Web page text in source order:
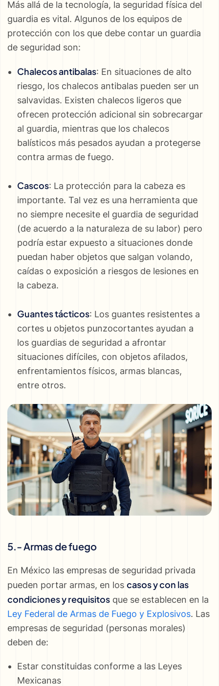
Más allá de la tecnología, la seguridad física del
guardia es vital. Algunos de los equipos de
protección con los que debe contar un guardia
de seguridad son:
Chalecos antibalas: En situaciones de alto
riesgo, los chalecos antibalas pueden ser un
salvavidas. Existen chalecos ligeros que
ofrecen protección adicional sin sobrecargar
al guardia, mientras que los chalecos
balísticos más pesados ayudan a protegerse
contra armas de fuego.
Cascos: La protección para la cabeza es
importante. Tal vez es una herramienta que
no siempre necesite el guardia de seguridad
(de acuerdo a la naturaleza de su labor) pero
podría estar expuesto a situaciones donde
puedan haber objetos que salgan volando,
caídas o exposición a riesgos de lesiones en
la cabeza.
Guantes tácticos: Los guantes resistentes a
cortes u objetos punzocortantes ayudan a
los guardias de seguridad a afrontar
situaciones difíciles, con objetos afilados,
enfrentamientos físicos, armas blancas,
entre otros.
5.- Armas de fuego
En México las empresas de seguridad privada
pueden portar armas, en los casos y con las
condiciones y requisitos que se establecen en la
Ley Federal de Armas de Fuego y Explosivos. Las
empresas de seguridad (personas morales)
deben de:
Estar constituidas conforme a las Leyes
Mexicanas